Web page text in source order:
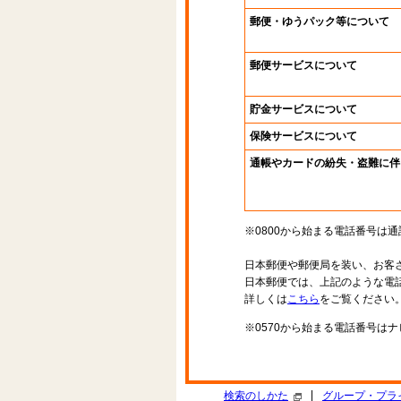
郵便・ゆうパック等について
郵便サービスについて
貯金サービスについて
保険サービスについて
通帳やカードの紛失・盗難に
※0800から始まる電話番号は通
日本郵便や郵便局を装い、お
日本郵便では、上記のような
詳しくはこちら をご覧ください
※0570から始まる電話番号はナ
検索のしかた グループ・プ